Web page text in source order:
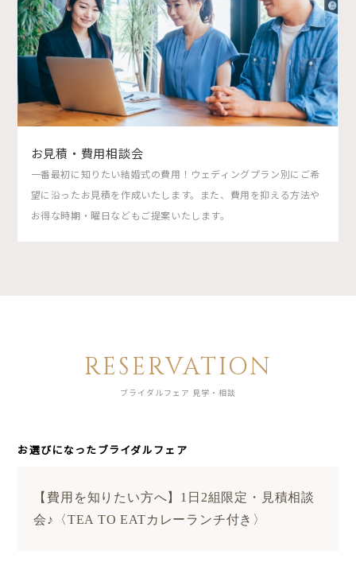
お見積・費用相談会
一番最初に知りたい結婚式の費用！ウェディングプラン別にご希
望に沿ったお見積を作成いたします。また、費用を抑える方法や
お得な時期・曜日などもご提案いたします。
RESERVATION
ブライダルフェア 見学・相談
お選びになったブライダルフェア
【費用を知りたい方へ】1日2組限定・見積相談
会♪〈TEA TO EATカレーランチ付き〉